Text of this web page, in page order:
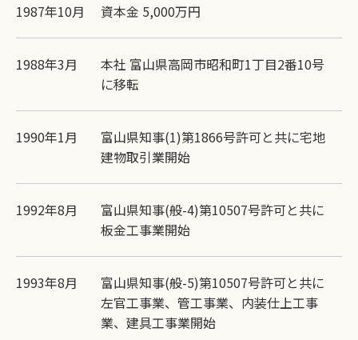
1987年10月 資本金 5,000万円
1988年3月
本社 富山県高岡市昭和町1丁目2番10号
に移転
1990年1月
富山県知事(1)第1866号許可と共に宅地
建物取引業開始
1992年8月
富山県知事(般-4)第10507号許可と共に
板金工事業開始
1993年8月
富山県知事(般-5)第10507号許可と共に
左官工事業、管工事業、内装仕上工事
業、建具工事業開始